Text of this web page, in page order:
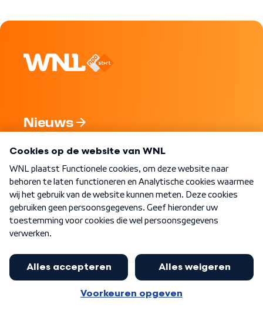
Nieuws
Nieuwsbrief
Word Lid